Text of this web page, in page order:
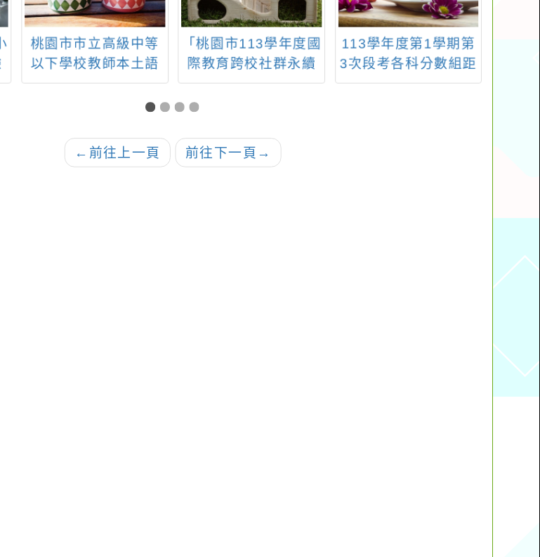
桃園市市立高級中等
以下學校教師本土語
言能力認證獎勵 要點
「桃園市113學年度國
際教育跨校社群永續
城鄉教師研習」實施
113學年度第1學期第
3次段考各科分數組距
區間人數統計
← 前往上一頁 前往下一頁 →